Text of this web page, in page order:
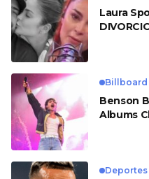
Laura
Billboard
Benson
Albums
Deportes